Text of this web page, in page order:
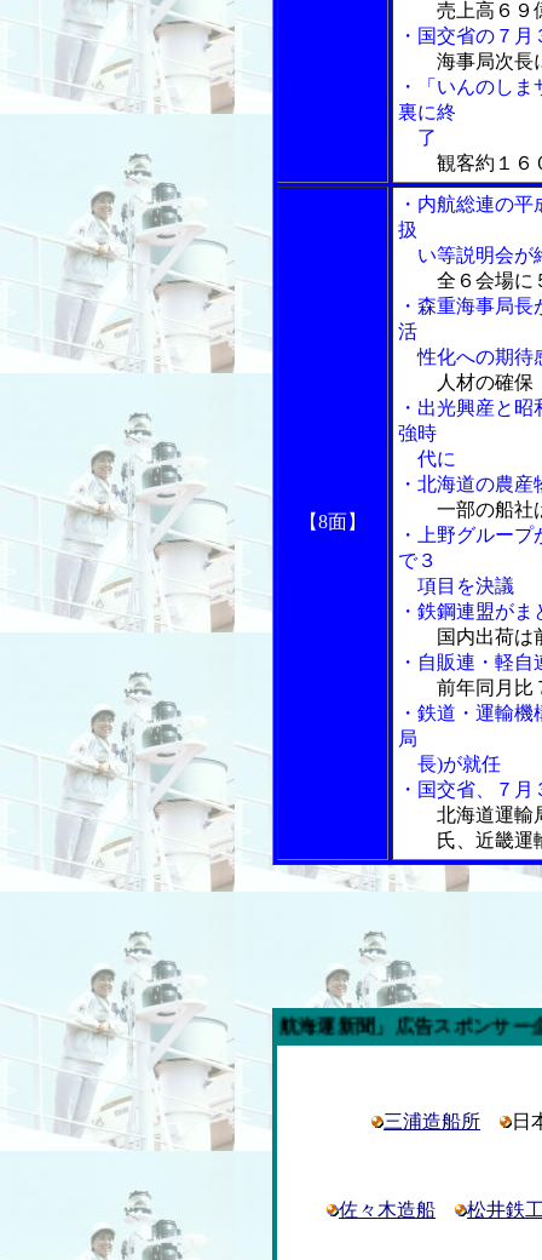
売上高６９
・国交省の７
海事局次長
・「いんのし
裏に終
了
観客約１６
【8面】
・内航総連の
扱
い等説明会が
全６会場に
・森重海事局
活
性化への期待
人材の確保
・出光興産と
強時
代に
・北海道の農
一部の船社
・上野グルー
で３
項目を決議
・鉄鋼連盟が
国内出荷は
・自販連・軽
前年同月比
・鉄道・運輸
局
長)が就任
・国交省、７
北海道運輸
氏、近畿運
今週の「内航海運新聞」広告スポンサー企業
三浦造船所 日
佐々木造船 松井鉄